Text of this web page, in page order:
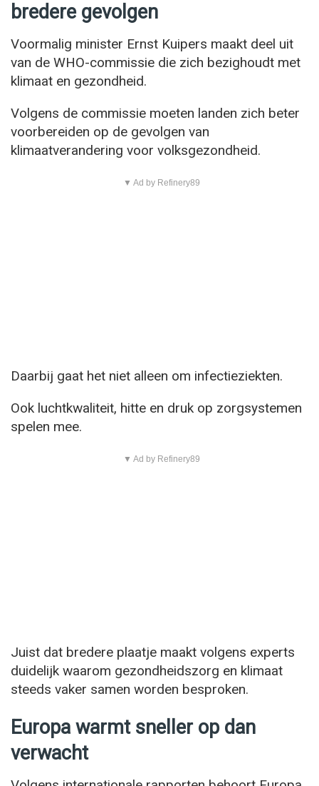
bredere gevolgen
Voormalig minister Ernst Kuipers maakt deel uit
van de WHO-commissie die zich bezighoudt met
klimaat en gezondheid.
Volgens de commissie moeten landen zich beter
voorbereiden op de gevolgen van
klimaatverandering voor volksgezondheid.
▼ Ad by Refinery89
Daarbij gaat het niet alleen om infectieziekten.
Ook luchtkwaliteit, hitte en druk op zorgsystemen
spelen mee.
▼ Ad by Refinery89
Juist dat bredere plaatje maakt volgens experts
duidelijk waarom gezondheidszorg en klimaat
steeds vaker samen worden besproken.
Europa warmt sneller op dan
verwacht